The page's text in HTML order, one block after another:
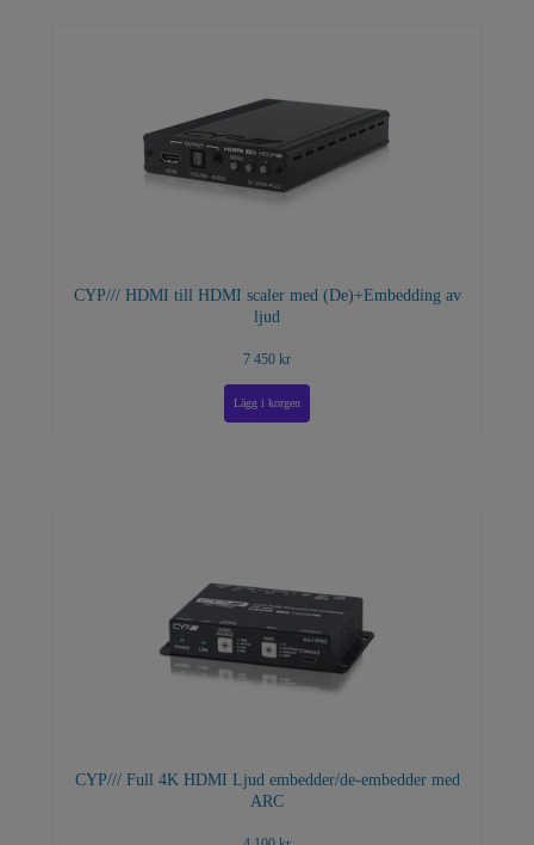
CYP/// HDMI till HDMI scaler med (De)+Embedding av
ljud
7 450 kr
CYP/// Full 4K HDMI Ljud embedder/de-embedder med
ARC